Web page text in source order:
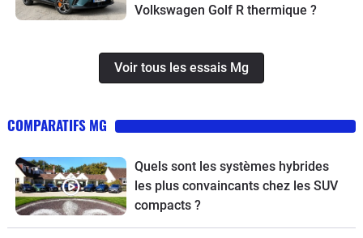
Volkswagen Golf R thermique ?
Voir tous les essais Mg
COMPARATIFS MG
Quels sont les systèmes hybrides
les plus convaincants chez les SUV
compacts ?